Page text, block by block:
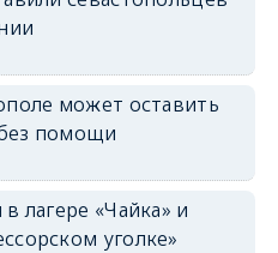
может оставить
помощи
лагере «Чайка» и
уголке»